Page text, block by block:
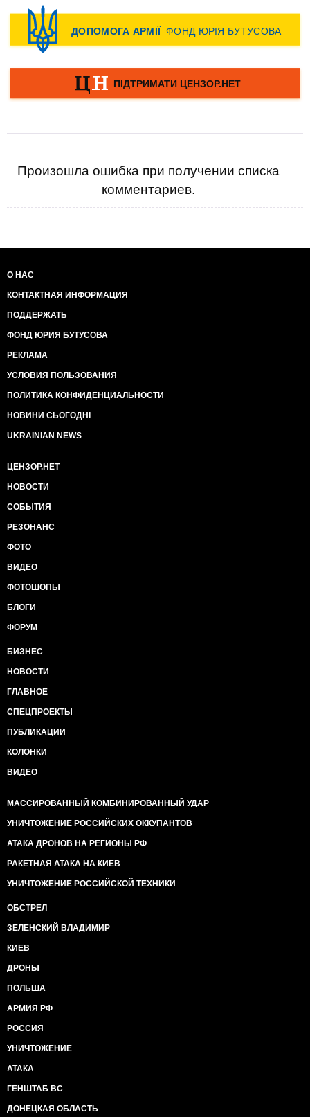
Произошла ошибка при получении списка
комментариев.
О НАС
КОНТАКТНАЯ ИНФОРМАЦИЯ
ПОДДЕРЖАТЬ
ФОНД ЮРИЯ БУТУСОВА
РЕКЛАМА
УСЛОВИЯ ПОЛЬЗОВАНИЯ
ПОЛИТИКА КОНФИДЕНЦИАЛЬНОСТИ
НОВИНИ СЬОГОДНІ
UKRAINIAN NEWS
ЦЕНЗОР.НЕТ
НОВОСТИ
СОБЫТИЯ
РЕЗОНАНС
ФОТО
ВИДЕО
ФОТОШОПЫ
БЛОГИ
ФОРУМ
БИЗНЕС
НОВОСТИ
ГЛАВНОЕ
СПЕЦПРОЕКТЫ
ПУБЛИКАЦИИ
КОЛОНКИ
ВИДЕО
МАССИРОВАННЫЙ КОМБИНИРОВАННЫЙ УДАР
УНИЧТОЖЕНИЕ РОССИЙСКИХ ОККУПАНТОВ
АТАКА ДРОНОВ НА РЕГИОНЫ РФ
РАКЕТНАЯ АТАКА НА КИЕВ
УНИЧТОЖЕНИЕ РОССИЙСКОЙ ТЕХНИКИ
ОБСТРЕЛ
ЗЕЛЕНСКИЙ ВЛАДИМИР
КИЕВ
ДРОНЫ
ПОЛЬША
АРМИЯ РФ
РОССИЯ
УНИЧТОЖЕНИЕ
АТАКА
ГЕНШТАБ ВС
ДОНЕЦКАЯ ОБЛАСТЬ